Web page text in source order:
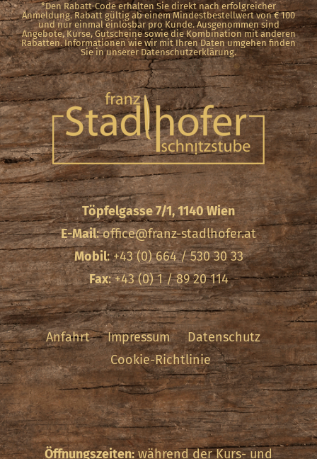
*Den Rabatt-Code erhalten Sie direkt nach erfolgreicher
Anmeldung. Rabatt gültig ab einem Mindestbestellwert von € 100
und nur einmal einlösbar pro Kunde. Ausgenommen sind
Angebote, Kurse, Gutscheine sowie die Kombination mit anderen
Rabatten. Informationen wie wir mit Ihren Daten umgehen finden
Sie in unserer Datenschutzerklärung.
Töpfelgasse 7/1, 1140 Wien
E-Mail:office@franz-stadlhofer.at
Mobil: +43 (0) 664 / 530 30 33
Fax: +43 (0) 1 / 89 20 114
Anfahrt Impressum
Datenschutz
Cookie-Richtlinie
Öffnungszeiten:während der Kurs- und